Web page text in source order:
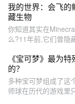
我的世界：会飞的
藏生物
你知道其实在
么?11年前,它们曾隐
《宝可梦》最为
的？
多种宝可梦组成了这
师球在历代的游戏里